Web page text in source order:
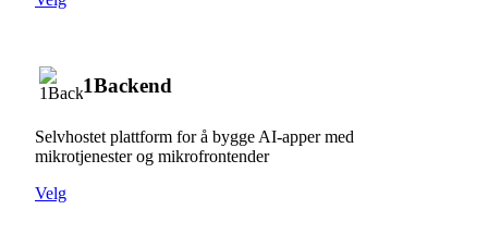
1Backend
Selvhostet plattform for å bygge AI-apper med
mikrotjenester og mikrofrontender
Velg